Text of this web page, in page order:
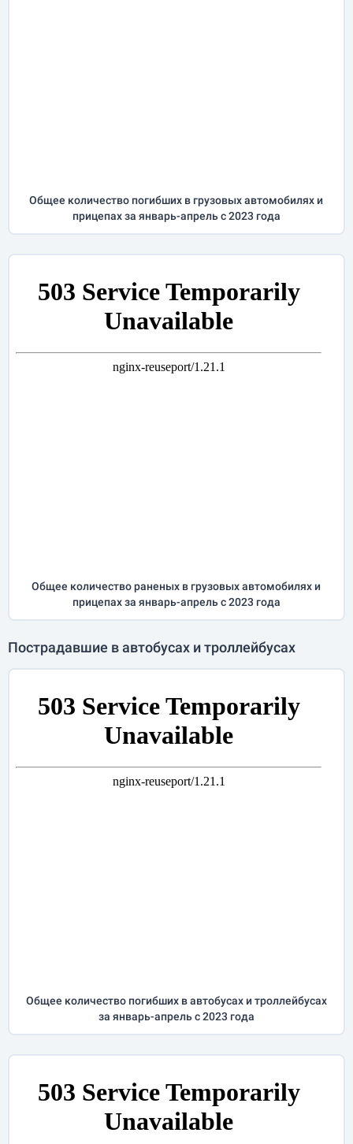
Общее количество погибших в грузовых автомобилях и
прицепах за январь-апрельс 2023 года
Общее количество раненых в грузовых автомобилях и
прицепах за январь-апрельс 2023 года
Пострадавшие в автобусах и троллейбусах
Общее количество погибших в автобусах и троллейбусах
за январь-апрельс 2023 года